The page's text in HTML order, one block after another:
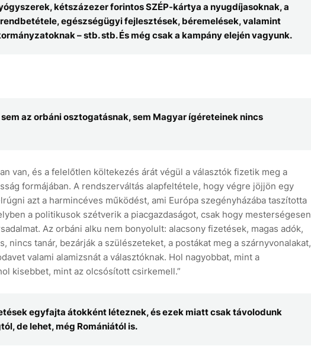
kétszázezer forintos SZÉP-kártya a nyugdíjasoknak, a
egészségügyi fejlesztések, béremelések, valamint
– stb. stb. És még csak a kampány elején vagyunk.
az orbáni osztogatásnak, sem Magyar ígéreteinek nincs
van, és a felelőtlen költekezés árát végül a választók fizetik meg a
formájában. A rendszerváltás alapfeltétele, hogy végre jöjjön egy
azt a harmincéves működést, ami Európa szegényházába taszította
a politikusok szétverik a piacgazdaságot, csak hogy mesterségesen
Az orbáni alku nem bonyolult: alacsony fizetések, magas adók,
nincs tanár, bezárják a szülészeteket, a postákat meg a szárnyvonalakat,
valami alamizsnát a választóknak. Hol nagyobbat, mint a
kisebbet, mint az olcsósított csirkemell.”
egyfajta átokként léteznek, és ezek miatt csak távolodunk
de lehet, még Romániától is.